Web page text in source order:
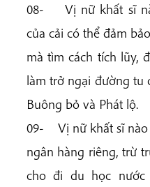
08- Vị nữ khất sĩ
của cải có thể đảm
mà tìm cách tích lũy,
làm trở ngại đường tu
Buông bỏ và Phát lộ.
09- Vị nữ khất sĩ nào
ngân hàng riêng, trừ
cho đi du học